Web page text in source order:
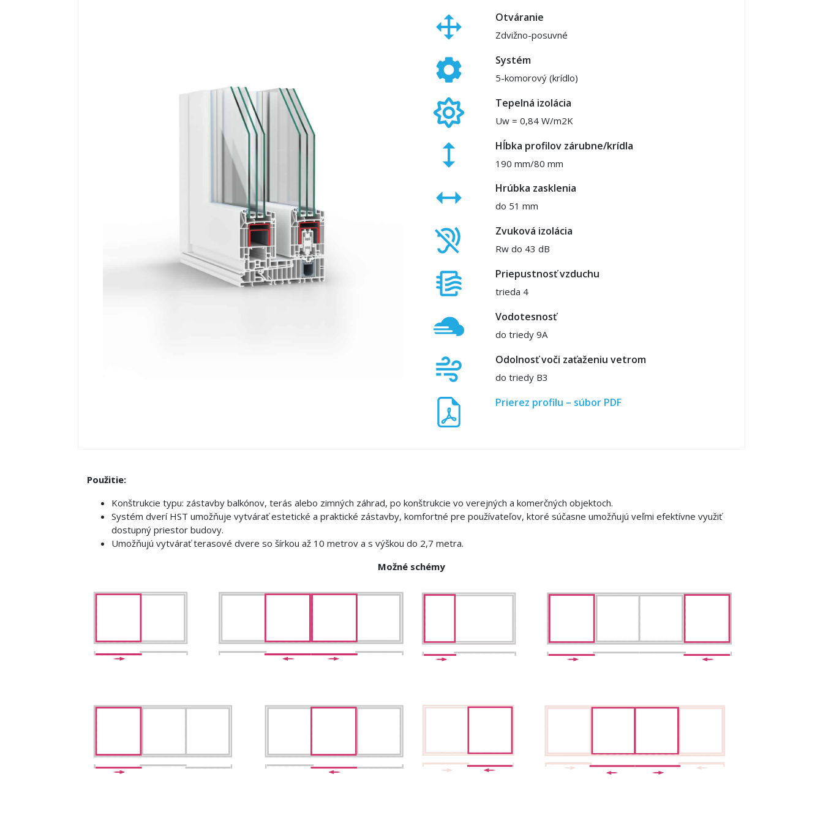
Otváranie
Zdvižno-posuvné
Systém
5-komorový (krídlo)
Tepelná izolácia
Uw = 0,84 W/m2K
Hĺbka profilov zárubne/krídla
190 mm/80 mm
Hrúbka zasklenia
do 51 mm
Zvuková izolácia
Rw do 43 dB
Priepustnosť vzduchu
trieda 4
Vodotesnosť
do triedy 9A
Odolnosť voči zaťaženiu vetrom
do triedy B3
Prierez profilu – súbor PDF
Použitie:
Konštrukcie typu: zástavby balkónov, terás alebo zimných záhrad, po konštrukcie vo verejných a komerčných objektoch.
Systém dverí HST umožňuje vytvárať estetické a praktické zástavby, komfortné pre používateľov, ktoré súčasne umožňujú veľmi efektívne využiť
dostupný priestor budovy.
Umožňujú vytvárať terasové dvere so šírkou až 10 metrov a s výškou do 2,7 metra.
Možné schémy